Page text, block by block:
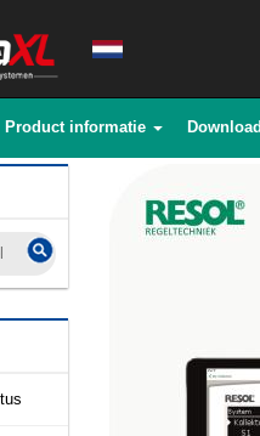
Product informatie